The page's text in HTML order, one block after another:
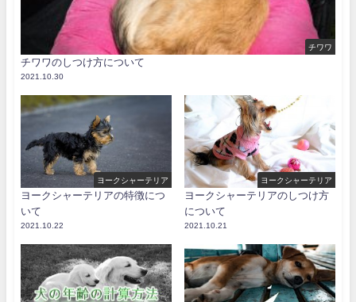
チワワ
チワワのしつけ方について
2021.10.30
ヨークシャーテリア
ヨークシャーテリアの特徴につ
いて
2021.10.22
ヨークシャーテリア
ヨークシャーテリアのしつけ方
について
2021.10.21